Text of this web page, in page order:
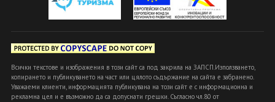
Всички текстове и изображения в този сайт са под закрила на ЗАПСП.Използването,
копирането и публикуването на част или цялото съдържание на сайта е забранено.
Уважаеми клиенти, информацията публикувана на този сайт е с информационна и
рекламна цел и е възможно да са допуснати грешки. Съгласно чл.80 от